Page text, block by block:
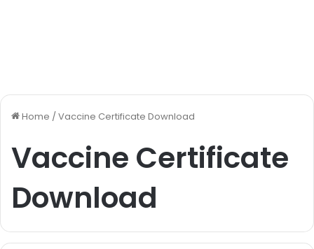
Home /Vaccine Certificate Download
Vaccine Certificate
Download